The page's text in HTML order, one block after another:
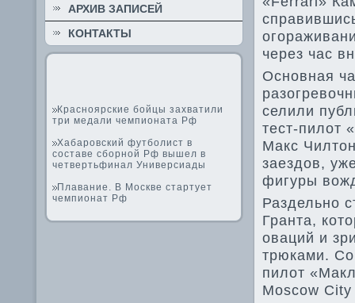
АРХИВ ЗАПИСЕЙ
КОНТАКТЫ
Красноярские бойцы захватили
три медали чемпионата Рф
Хабаровский футболист в
составе сборной Рф вышел в
четвертьфинал Универсиады
Плавание. В Москве стартует
чемпионат Рф
через час
Основная
селили
тест-пилот
Макс
заездов,
фигуры
Разде­льно
Гранта,
оваций и
трюками.
пилот
Moscow